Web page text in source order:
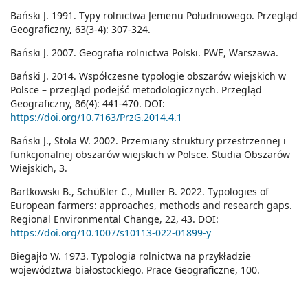
Bański J. 1991. Typy rolnictwa Jemenu Południowego. Przegląd
Geograficzny, 63(3-4): 307-324.
Bański J. 2007. Geografia rolnictwa Polski. PWE, Warszawa.
Bański J. 2014. Współczesne typologie obszarów wiejskich w
Polsce – przegląd podejść metodologicznych. Przegląd
Geograficzny, 86(4): 441-470. DOI:
https://doi.org/10.7163/PrzG.2014.4.1
Bański J., Stola W. 2002. Przemiany struktury przestrzennej i
funkcjonalnej obszarów wiejskich w Polsce. Studia Obszarów
Wiejskich, 3.
Bartkowski B., Schüßler C., Müller B. 2022. Typologies of
European farmers: approaches, methods and research gaps.
Regional Environmental Change, 22, 43. DOI:
https://doi.org/10.1007/s10113-022-01899-y
Biegajło W. 1973. Typologia rolnictwa na przykładzie
województwa białostockiego. Prace Geograficzne, 100.